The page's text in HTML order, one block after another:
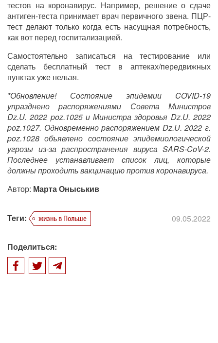
тестов на коронавирус. Например, решение о сдаче
антиген-теста принимает врач первичного звена. ПЦР-
тест делают только когда есть насущная потребность,
как вот перед госпитализацией.
Самостоятельно записаться на тестирование или
сделать бесплатный тест в аптеках/передвижных
пунктах уже нельзя.
*Обновление! Состояние эпидемии COVID-19
упразднено распоряжениями Совета Министров
Dz.U. 2022 poz.1025 и Министра здоровья Dz.U. 2022
poz.1027. Одновременно распоряжением Dz.U. 2022 г.
poz.1028 объявлено состояние эпидемиологической
угрозы из-за распространения вируса SARS-CoV-2.
Последнее устанавливает список лиц, которые
должны проходить вакцинацию против коронавируса.
Автор: Марта Оныськив
Теги: жизнь в Польше 09.05.2022
Поделиться: